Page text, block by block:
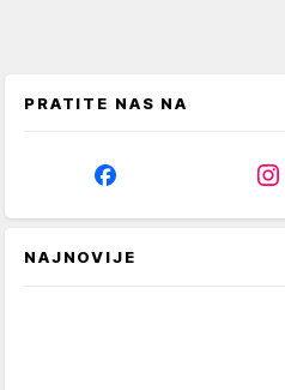
PRATITE NAS NA
NAJNOVIJE